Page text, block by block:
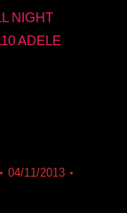
NIGHT
ADELE
04/11/2013